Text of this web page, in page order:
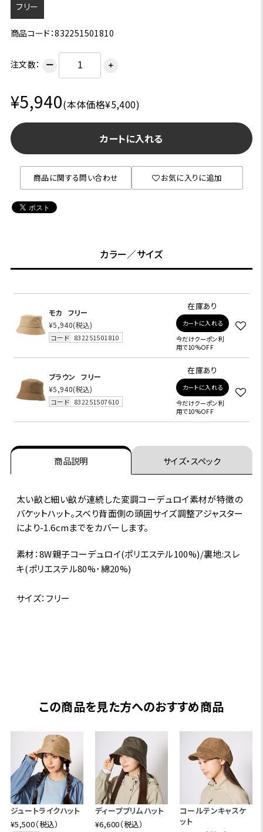
フリー
商品コード：832251501810
注文数： ー ＋
¥5,940(本体価格¥5,400)
カートに入れる
商品に関する問い合わせ お気に入りに追加
カラー／サイズ
モカ
フリー
¥5,940(税込)
コード 832251501810
在庫あり
カートに入れる
今だけクーポン利
用で10%OFF
ブラウン
フリー
¥5,940(税込)
コード 832251507610
在庫あり
カートに入れる
今だけクーポン利
用で10%OFF
商品説明 サイズ・スペック
太い畝と細い畝が連続した変調コーデュロイ素材が特徴の
バケットハット。スベり背面側の頭囲サイズ調整アジャスター
により-1.6cmまでをカバーします。
素材：8W親子コーデュロイ(ポリエステル100%)/裏地:スレ
キ(ポリエステル80%･綿20%)
サイズ：フリー
この商品を見た方へのおすすめ商品
ジュートライクハット
¥5,500（税込）
ディープブリムハット
¥6,600（税込）
コールテンキャスケ
ット